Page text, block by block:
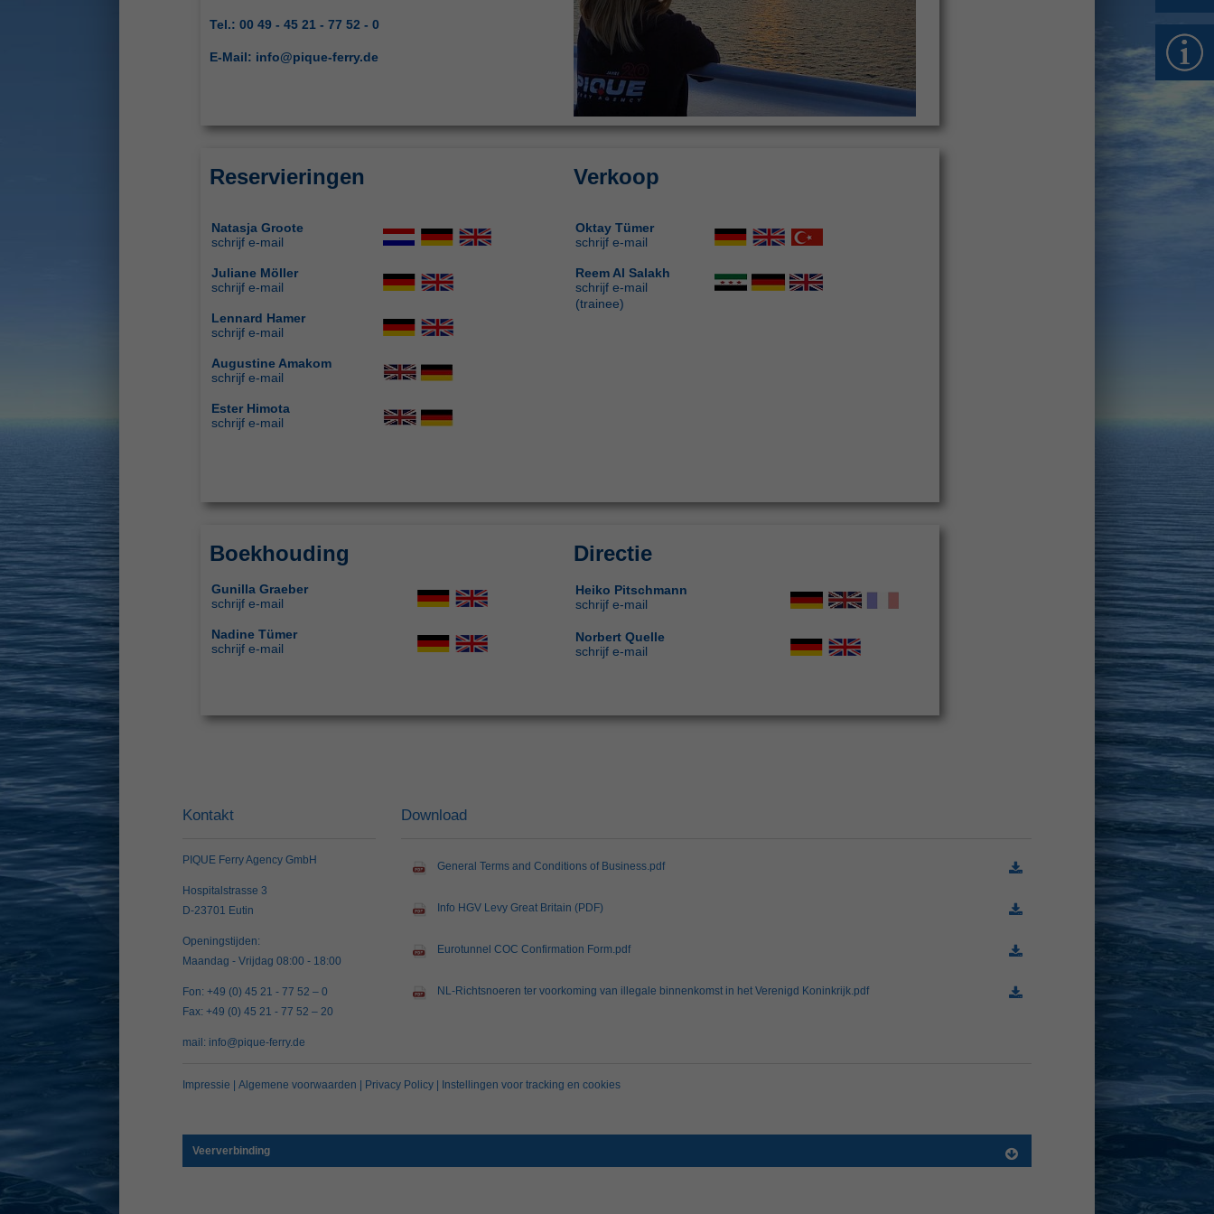
Tel.: 00 49 - 45 21 - 77 52 - 0
E-Mail: info@pique-ferry.de
Reservieringen
Natasja Groote
schrijf e-mail
Juliane Möller
schrijf e-mail
Lennard Hamer
schrijf e-mail
Augustine Amakom
schrijf e-mail
Ester Himota
schrijf e-mail
Verkoop
Oktay Tümer
schrijf e-mail
Reem Al Salakh
schrijf e-mail
(trainee)
Boekhouding
Gunilla Graeber
schrijf e-mail
Nadine Tümer
schrijf e-mail
Directie
Heiko Pitschmann
schrijf e-mail
Norbert Quelle
schrijf e-mail
Kontakt
PIQUE Ferry Agency GmbH
Hospitalstrasse 3
D-23701 Eutin
Openingstijden:
Maandag - Vrijdag 08:00 - 18:00
Fon: +49 (0) 45 21 - 77 52 – 0
Fax: +49 (0) 45 21 - 77 52 – 20
mail: info@pique-ferry.de
Download
General Terms and Conditions of Business.pdf
Info HGV Levy Great Britain (PDF)
Eurotunnel COC Confirmation Form.pdf
NL-Richtsnoeren ter voorkoming van illegale binnenkomst in het Verenigd Koninkrijk.pdf
Impressie | Algemene voorwaarden | Privacy Policy | Instellingen voor tracking en cookies
Veerverbinding